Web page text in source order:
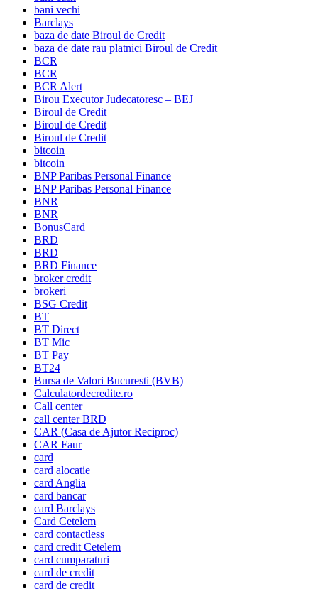
bani vechi
Barclays
baza de date Biroul de Credit
baza de date rau platnici Biroul de Credit
BCR
BCR
BCR Alert
Birou Executor Judecatoresc – BEJ
Biroul de Credit
Biroul de Credit
Biroul de Credit
bitcoin
bitcoin
BNP Paribas Personal Finance
BNP Paribas Personal Finance
BNR
BNR
BonusCard
BRD
BRD
BRD Finance
broker credit
brokeri
BSG Credit
BT
BT Direct
BT Mic
BT Pay
BT24
Bursa de Valori Bucuresti (BVB)
Calculatordecredite.ro
Call center
call center BRD
CAR (Casa de Ajutor Reciproc)
CAR Faur
card
card alocatie
card Anglia
card bancar
card Barclays
Card Cetelem
card contactless
card credit Cetelem
card cumparaturi
card de credit
card de credit